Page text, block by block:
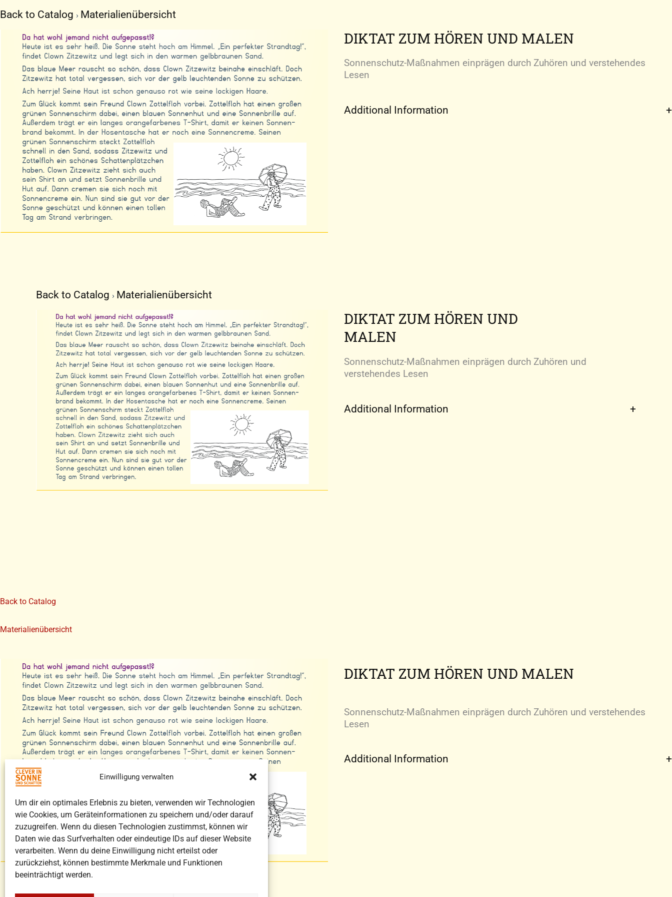
Einwilligung verwalten
Um dir ein optimales Erlebnis zu bieten, verwenden wir Technologien
wie Cookies, um Geräteinformationen zu speichern und/oder darauf
zuzugreifen. Wenn du diesen Technologien zustimmst, können wir
Daten wie das Surfverhalten oder eindeutige IDs auf dieser Website
verarbeiten. Wenn du deine Einwilligung nicht erteilst oder
zurückziehst, können bestimmte Merkmale und Funktionen
beeinträchtigt werden.
Inhalt
Back to Catalog Materialienübersicht
DIKTAT ZUM HÖREN UND MALEN
Sonnenschutz-Maßnahmen einprägen durch Zuhören und verstehendes
Lesen
Additional Information
Back to Catalog Materialienübersicht
DIKTAT ZUM HÖREN UND
MALEN
Sonnenschutz-Maßnahmen einprägen durch Zuhören und
verstehendes Lesen
Additional Information
Back to Catalog
Materialienübersicht
DIKTAT ZUM HÖREN UND MALEN
Sonnenschutz-Maßnahmen einprägen durch Zuhören und verstehendes
Lesen
Additional Information